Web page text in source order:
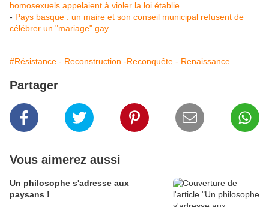
homosexuels appelaient à violer la loi établie
- Pays basque : un maire et son conseil municipal refusent de
célébrer un "mariage" gay
#Résistance - Reconstruction -Reconquête - Renaissance
Partager
Vous aimerez aussi
Un philosophe s'adresse aux
paysans !